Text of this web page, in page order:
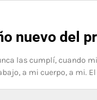
nuevo del
las cumplí, cuando
a mi cuerpo, a mi.